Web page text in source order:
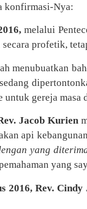
konfirmasi-Nya:
melalui
secara profetik,
menubuatkan
gereja masa
Jacob Kurien
api
yang
yang
2016, Rev. Cindy